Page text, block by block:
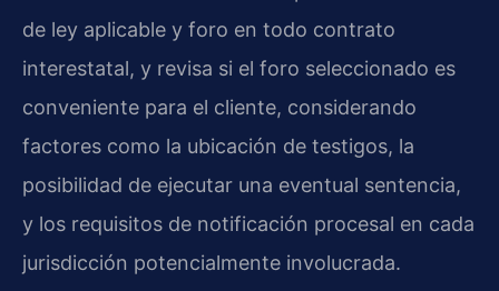
de ley aplicable y foro en todo contrato
interestatal, y revisa si el foro seleccionado es
conveniente para el cliente, considerando
factores como la ubicación de testigos, la
posibilidad de ejecutar una eventual sentencia,
y los requisitos de notificación procesal en cada
jurisdicción potencialmente involucrada.